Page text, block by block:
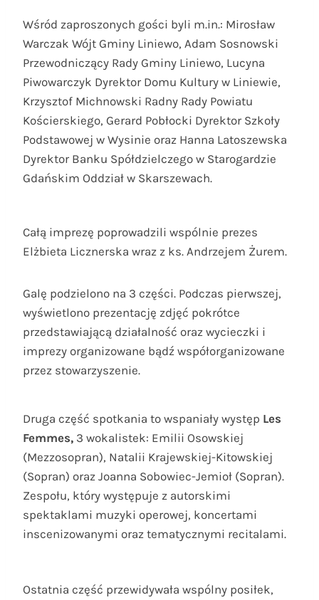
Wśród zaproszonych gości byli m.in.: Mirosław
Warczak Wójt Gminy Liniewo, Adam Sosnowski
Przewodniczący Rady Gminy Liniewo, Lucyna
Piwowarczyk Dyrektor Domu Kultury w Liniewie,
Krzysztof Michnowski Radny Rady Powiatu
Kościerskiego, Gerard Pobłocki Dyrektor Szkoły
Podstawowej w Wysinie oraz Hanna Latoszewska
Dyrektor Banku Spółdzielczego w Starogardzie
Gdańskim Oddział w Skarszewach.
Całą imprezę poprowadzili wspólnie prezes
Elżbieta Licznerska wraz z ks. Andrzejem Żurem.
Galę podzielono na 3 części. Podczas pierwszej,
wyświetlono prezentację zdjęć pokrótce
przedstawiającą działalność oraz wycieczki i
imprezy organizowane bądź współorganizowane
przez stowarzyszenie.
Druga część spotkania to wspaniały występ Les
Femmes, 3 wokalistek: Emilii Osowskiej
(Mezzosopran), Natalii Krajewskiej-Kitowskiej
(Sopran) oraz Joanna Sobowiec-Jemioł (Sopran).
Zespołu, który występuje z autorskimi
spektaklami muzyki operowej, koncertami
inscenizowanymi oraz tematycznymi recitalami.
Ostatnia część przewidywała wspólny posiłek,